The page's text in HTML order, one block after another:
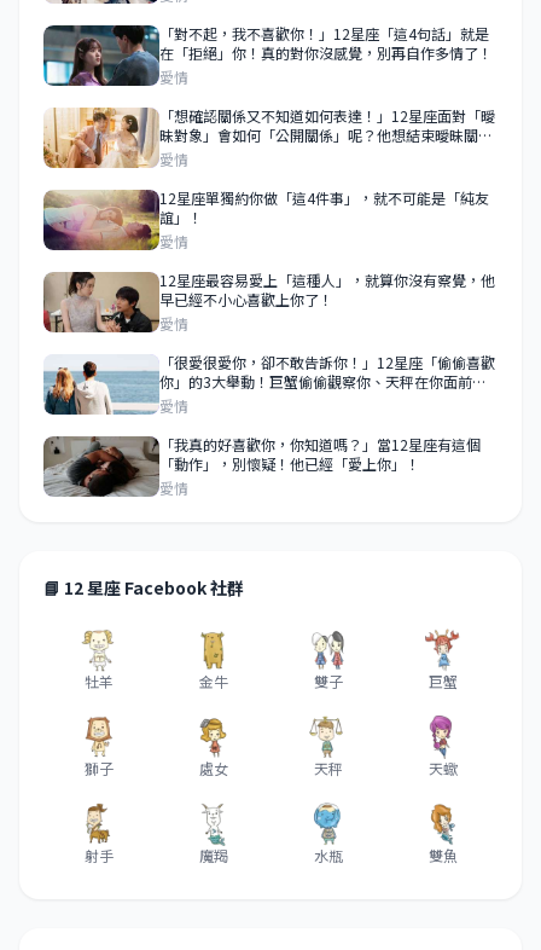
​​​​​​​「對不起，我不喜歡你！」12星座「這4句話」就是
在「拒絕」你！真的對你沒感覺，別再自作多情了！
愛情
「想確認關係又不知道如何表達！」12星座面對「曖
昧對象」會如何「公開關係」呢？他想結束曖昧關係
成為你的戀人！
愛情
12星座單獨約你做「這4件事」，就不可能是「純友
誼」！
愛情
12星座最容易愛上「這種人」，就算你沒有察覺，他
早已經不小心喜歡上你了！
愛情
「很愛很愛你，卻不敢告訴你！」12星座「偷偷喜歡
你」的3大舉動！巨蟹偷偷觀察你、天秤在你面前求
表現！
愛情
「我真的好喜歡你，你知道嗎？」當12星座有這個
「動作」，別懷疑！他已經「愛上你」！
愛情
📘 12 星座 Facebook 社群
牡羊 金牛 雙子 巨蟹
獅子 處女 天秤 天蠍
射手 魔羯 水瓶 雙魚